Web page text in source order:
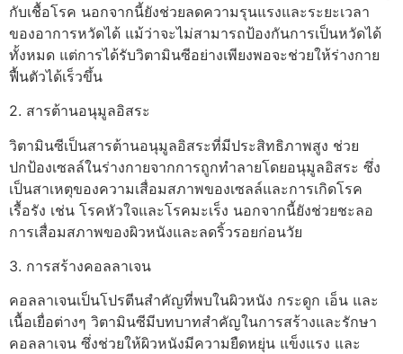
กับเชื้อโรค นอกจากนี้ยังช่วยลดความรุนแรงและระยะเวลา
ของอาการหวัดได้ แม้ว่าจะไม่สามารถป้องกันการเป็นหวัดได้
ทั้งหมด แต่การได้รับวิตามินซีอย่างเพียงพอจะช่วยให้ร่างกาย
ฟื้นตัวได้เร็วขึ้น
2. สารต้านอนุมูลอิสระ
วิตามินซีเป็นสารต้านอนุมูลอิสระที่มีประสิทธิภาพสูง ช่วย
ปกป้องเซลล์ในร่างกายจากการถูกทำลายโดยอนุมูลอิสระ ซึ่ง
เป็นสาเหตุของความเสื่อมสภาพของเซลล์และการเกิดโรค
เรื้อรัง เช่น โรคหัวใจและโรคมะเร็ง นอกจากนี้ยังช่วยชะลอ
การเสื่อมสภาพของผิวหนังและลดริ้วรอยก่อนวัย
3. การสร้างคอลลาเจน
คอลลาเจนเป็นโปรตีนสำคัญที่พบในผิวหนัง กระดูก เอ็น และ
เนื้อเยื่อต่างๆ วิตามินซีมีบทบาทสำคัญในการสร้างและรักษา
คอลลาเจน ซึ่งช่วยให้ผิวหนังมีความยืดหยุ่น แข็งแรง และ